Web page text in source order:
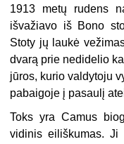
1913 metų rudens
išvažiavo iš Bono
Stoty jų laukė
dvarą prie nedidelio
jūros, kurio valdytoju
pabaigoje į pasaulį
Toks yra Camus
vidinis eiliškumas. Ji